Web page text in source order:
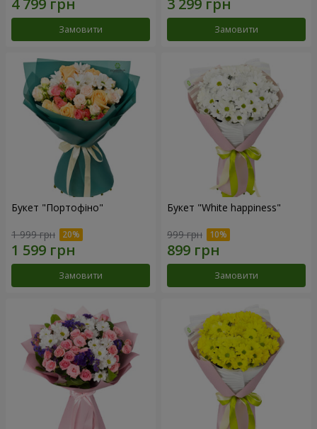
Замовити Замовити
Букет "Портофіно"
1 999 грн
Замовити
Букет "White happiness"
999 грн
Замовити